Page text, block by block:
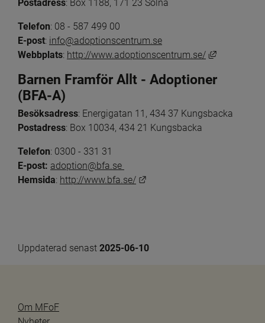
Postadress: Box 1188, 171 23 Solna
Telefon: 08 - 587 499 00
E-post: info@adoptionscentrum.se
Webbplats: http://www.adoptionscentrum.se/ Länk till
Barnen Framför Allt - Adoptioner
(BFA-A)
Besöksadress: Energigatan 11, 434 37 Kungsbacka
Postadress: Box 10034, 434 21 Kungsbacka
Telefon: 0300 - 331 31
E-post: adoption@bfa.se
Hemsida: http://www.bfa.se/
Uppdaterad senast 2025-06-10
Om MFoF